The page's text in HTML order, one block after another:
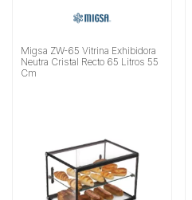
Migsa ZW-65 Vitrina Exhibidora
Neutra Cristal Recto 65 Litros 55
Cm